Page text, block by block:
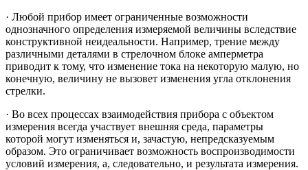
· Любой прибор имеет ограниченные возможности
однозначного определения измеряемой величины вследствие
конструктивной неидеальности. Например, трение между
различными деталями в стрелочном блоке амперметра
приводит к тому, что изменение тока на некоторую малую, но
конечную, величину не вызовет изменения угла отклонения
стрелки.
· Во всех процессах взаимодействия прибора с объектом
измерения всегда участвует внешняя среда, параметры
которой могут изменяться и, зачастую, непредсказуемым
образом. Это ограничивает возможность воспроизводимости
условий измерения, а, следовательно, и результата измерения.